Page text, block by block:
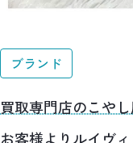
ブランド
買取専門店のこや
お客様よりルイヴ